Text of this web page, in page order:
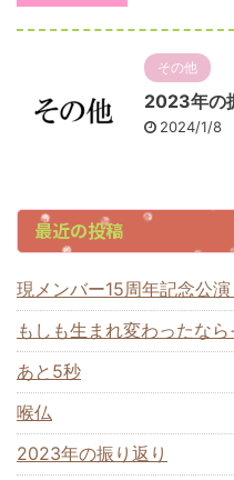
その他
2023年の
2024/1/8
最近の投稿
現メンバー15周年記念公演
もしも生まれ変わったな
あと5秒
喉仏
2023年の振り返り